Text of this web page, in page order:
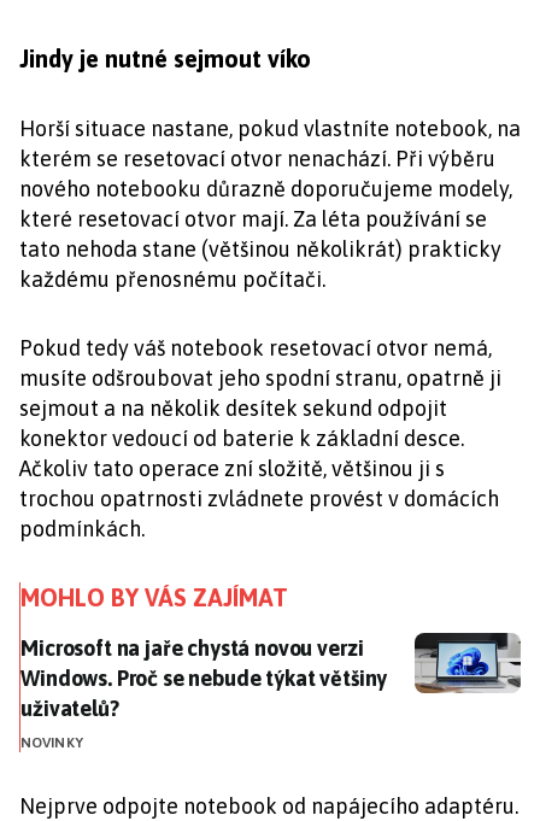
Jindy je nutné sejmout víko
Horší situace nastane, pokud vlastníte notebook, na
kterém se resetovací otvor nenachází. Při výběru
nového notebooku důrazně doporučujeme modely,
které resetovací otvor mají. Za léta používání se
tato nehoda stane (většinou několikrát) prakticky
každému přenosnému počítači.
Pokud tedy váš notebook resetovací otvor nemá,
musíte odšroubovat jeho spodní stranu, opatrně ji
sejmout a na několik desítek sekund odpojit
konektor vedoucí od baterie k základní desce.
Ačkoliv tato operace zní složitě, většinou ji s
trochou opatrnosti zvládnete provést v domácích
podmínkách.
MOHLO BY VÁS ZAJÍMAT
Microsoft na jaře chystá novou verzi Windows. Proč
Microsoft na jaře chystá novou verzi
Windows. Proč se nebude týkat většiny
uživatelů?
NOVINKY
Nejprve odpojte notebook od napájecího adaptéru.